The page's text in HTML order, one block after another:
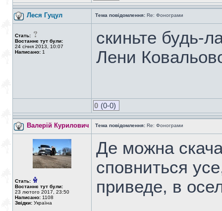
Леся Гуцул Тема повідомлення: Re: Фонограми
Стать:
Востаннє тут були:
24 січня 2013, 10:07
Написано: 1
скиньте будь-
Лени
0 (0-0)
Валерій Курилович Тема повідомлення: Re: Фонограми
Стать:
Востаннє тут були:
23 лютого 2017, 23:50
Написано: 1108
Звідки: Україна
Де можна
сповниться
приведе, в